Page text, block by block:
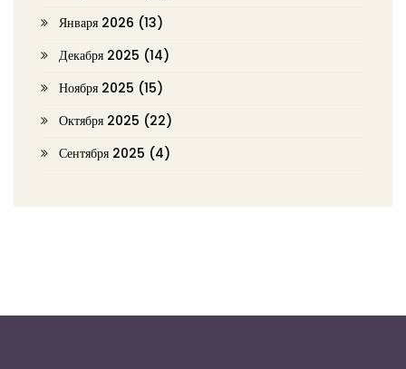
Января 2026 (13)
Декабря 2025 (14)
Ноября 2025 (15)
Октября 2025 (22)
Сентября 2025 (4)